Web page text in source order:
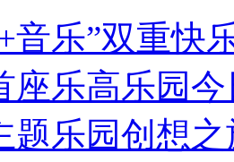
音乐”双重快
座乐高乐园
题乐园创想之